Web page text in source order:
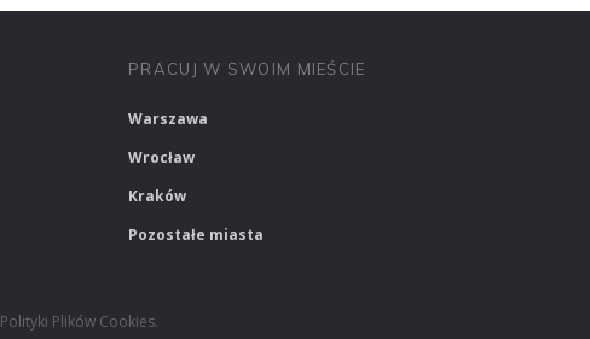
PRACUJ W SWOIM MIEŚCIE
Warszawa
Wrocław
Kraków
Pozostałe miasta
Polityki Plików Cookies.